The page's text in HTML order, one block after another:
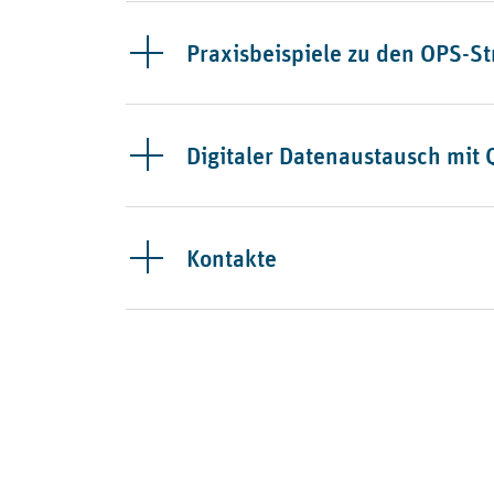
Praxisbeispiele zu den OPS-
Digitaler Datenaustausch mit
Kontakte